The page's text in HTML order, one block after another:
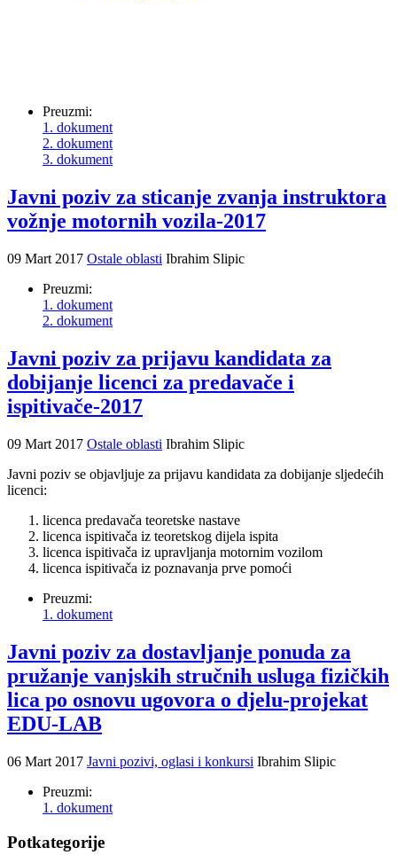
Preuzmi:
1. dokument
2. dokument
3. dokument
Javni poziv za sticanje zvanja instruktora
vožnje motornih vozila-2017
09 Mart 2017 Ostale oblasti Ibrahim Slipic
Preuzmi:
1. dokument
2. dokument
Javni poziv za prijavu kandidata za
dobijanje licenci za predavače i
ispitivače-2017
09 Mart 2017 Ostale oblasti Ibrahim Slipic
Javni poziv se objavljuje za prijavu kandidata za dobijanje sljedećih
licenci:
licenca predavača teoretske nastave
licenca ispitivača iz teoretskog dijela ispita
licenca ispitivača iz upravljanja motornim vozilom
licenca ispitivača iz poznavanja prve pomoći
Preuzmi:
1. dokument
Javni poziv za dostavljanje ponuda za
pružanje vanjskih stručnih usluga fizičkih
lica po osnovu ugovora o djelu-projekat
EDU-LAB
06 Mart 2017 Javni pozivi, oglasi i konkursi Ibrahim Slipic
Preuzmi:
1. dokument
Potkategorije